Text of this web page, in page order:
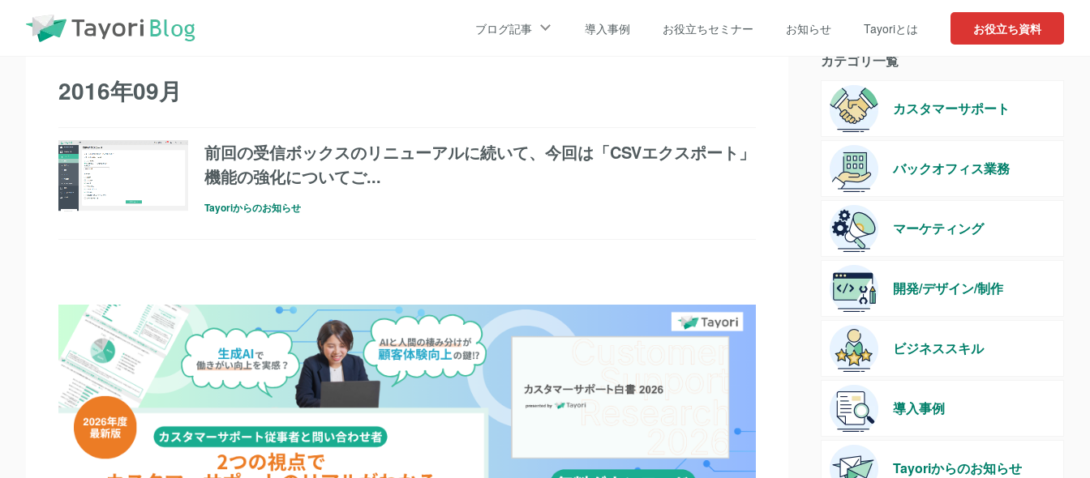
ブログ記事 導入事例 お役立ちセミナー お知らせ Tayoriとは お役立ち資料
TayoriBlog 2016年09月
2016年09月
前回の受信ボックスのリニューアルに続いて、今回は「CSVエクスポート」
機能の強化についてご...
Tayoriからのお知らせ
カテゴリ一覧
カスタマーサポート
バックオフィス業務
マーケティング
開発/デザイン/制作
ビジネススキル
導入事例
Tayoriからのお知らせ